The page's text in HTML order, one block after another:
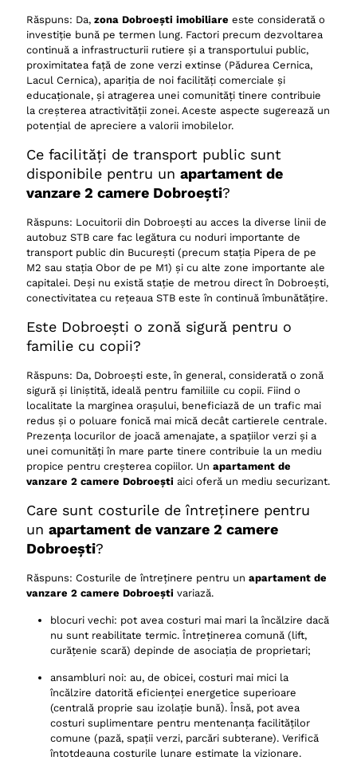
Răspuns: Da, zona Dobroești imobiliare este considerată o
investiție bună pe termen lung. Factori precum dezvoltarea
continuă a infrastructurii rutiere și a transportului public,
proximitatea față de zone verzi extinse (Pădurea Cernica,
Lacul Cernica), apariția de noi facilități comerciale și
educaționale, și atragerea unei comunități tinere contribuie
la creșterea atractivității zonei. Aceste aspecte sugerează un
potențial de apreciere a valorii imobilelor.
Ce facilități de transport public sunt
disponibile pentru un apartament de
vanzare 2 camere Dobroești?
Răspuns: Locuitorii din Dobroești au acces la diverse linii de
autobuz STB care fac legătura cu noduri importante de
transport public din București (precum stația Pipera de pe
M2 sau stația Obor de pe M1) și cu alte zone importante ale
capitalei. Deși nu există stație de metrou direct în Dobroești,
conectivitatea cu rețeaua STB este în continuă îmbunătățire.
Este Dobroești o zonă sigură pentru o
familie cu copii?
Răspuns: Da, Dobroești este, în general, considerată o zonă
sigură și liniștită, ideală pentru familiile cu copii. Fiind o
localitate la marginea orașului, beneficiază de un trafic mai
redus și o poluare fonică mai mică decât cartierele centrale.
Prezența locurilor de joacă amenajate, a spațiilor verzi și a
unei comunități în mare parte tinere contribuie la un mediu
propice pentru creșterea copiilor. Un apartament de
vanzare 2 camere Dobroești aici oferă un mediu securizant.
Care sunt costurile de întreținere pentru
un apartament de vanzare 2 camere
Dobroești?
Răspuns: Costurile de întreținere pentru un apartament de
vanzare 2 camere Dobroești variază.
blocuri vechi: pot avea costuri mai mari la încălzire dacă
nu sunt reabilitate termic. Întreținerea comună (lift,
curățenie scară) depinde de asociația de proprietari;
ansambluri noi: au, de obicei, costuri mai mici la
încălzire datorită eficienței energetice superioare
(centrală proprie sau izolație bună). Însă, pot avea
costuri suplimentare pentru mentenanța facilităților
comune (pază, spații verzi, parcări subterane). Verifică
întotdeauna costurile lunare estimate la vizionare.